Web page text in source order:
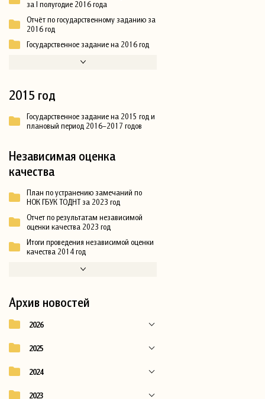
за I полугодие 2016 года
Отчёт по государственному заданию за
2016 год
Государственное задание на 2016 год
2015 год
Государственное задание на 2015 год и
плановый период 2016–2017 годов
Независимая оценка
качества
План по устранению замечаний по
НОК ГБУК ТОДНТ за 2023 год
Отчет по результатам независимой
оценки качества 2023 год
Итоги проведения независимой оценки
качества 2014 год
Архив новостей
2026
2025
2024
2023